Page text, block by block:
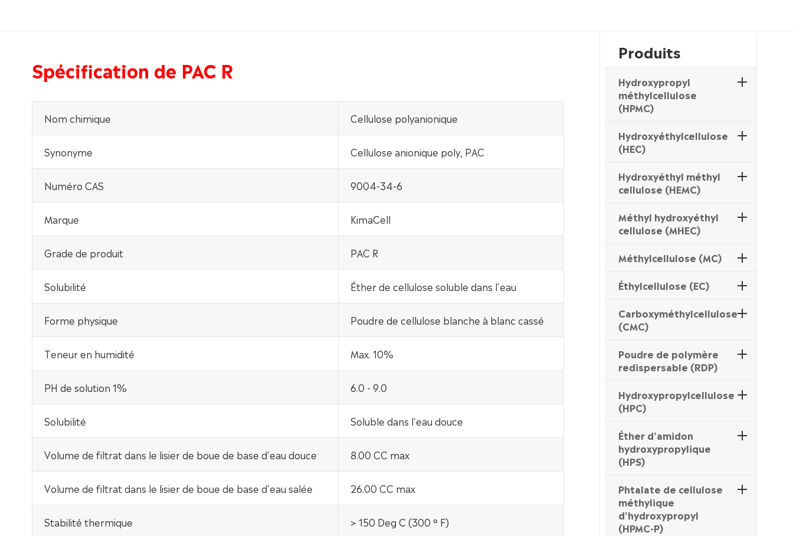
Spécification de PAC R
Nom chimique Cellulose polyanionique
Synonyme Cellulose anionique poly, PAC
Numéro CAS 9004-34-6
Marque KimaCell
Grade de produit PAC R
Solubilité Éther de cellulose soluble dans l'eau
Forme physique Poudre de cellulose blanche à blanc cassé
Teneur en humidité Max. 10%
PH de solution 1% 6.0 - 9.0
Solubilité Soluble dans l'eau douce
Volume de filtrat dans le lisier de boue de base d'eau douce 8.00 CC max
Volume de filtrat dans le lisier de boue de base d'eau salée 26.00 CC max
Stabilité thermique > 150 Deg C (300 ° F)
Produits
Hydroxypropyl
méthylcellulose
(HPMC)
Hydroxyéthylcellulose
(HEC)
Hydroxyéthyl méthyl
cellulose (HEMC)
Méthyl hydroxyéthyl
cellulose (MHEC)
Méthylcellulose (MC)
Éthylcellulose (EC)
Carboxyméthylcellulose
(CMC)
Poudre de polymère
redispersable (RDP)
Hydroxypropylcellulose
(HPC)
Éther d'amidon
hydroxypropylique
(HPS)
Phtalate de cellulose
méthylique
d'hydroxypropyl
(HPMC-P)